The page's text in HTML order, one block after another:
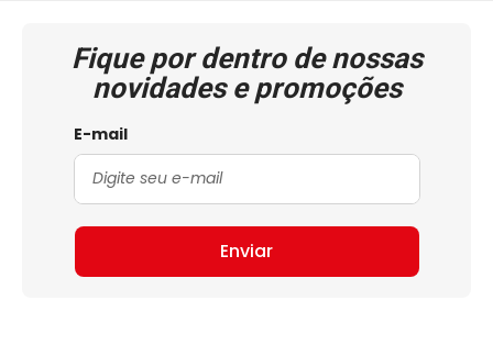
Fique por dentro de nossas
novidades e promoções
E-mail
Enviar